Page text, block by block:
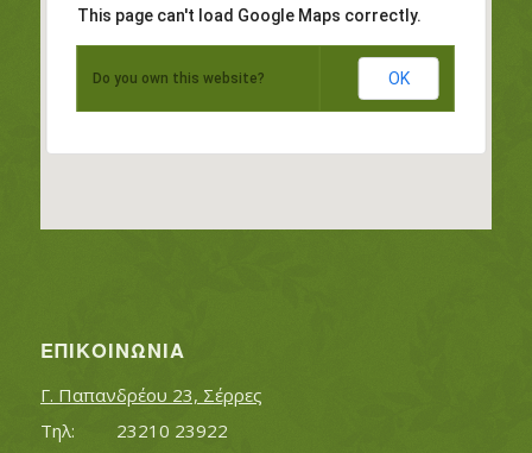
This page can't load Google Maps correctly.
Do you own this website? OK
ΕΠΙΚΟΙΝΩΝΊΑ
Γ. Παπανδρέου 23, Σέρρες
Τηλ:		23210 23922